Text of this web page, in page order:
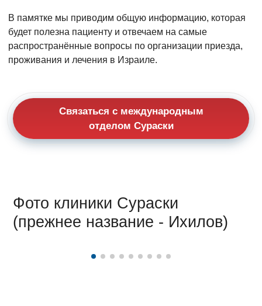
В памятке мы приводим общую информацию, которая
будет полезна пациенту и отвечаем на самые
распространённые вопросы по организации приезда,
проживания и лечения в Израиле.
Связаться с международным
отделом Сураски
Фото клиники Сураски
(прежнее название - Ихилов)